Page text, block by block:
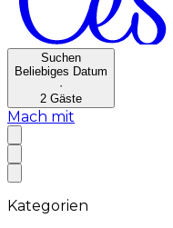
Suchen
Beliebiges Datum
·
2 Gäste
Mach mit
Kategorien